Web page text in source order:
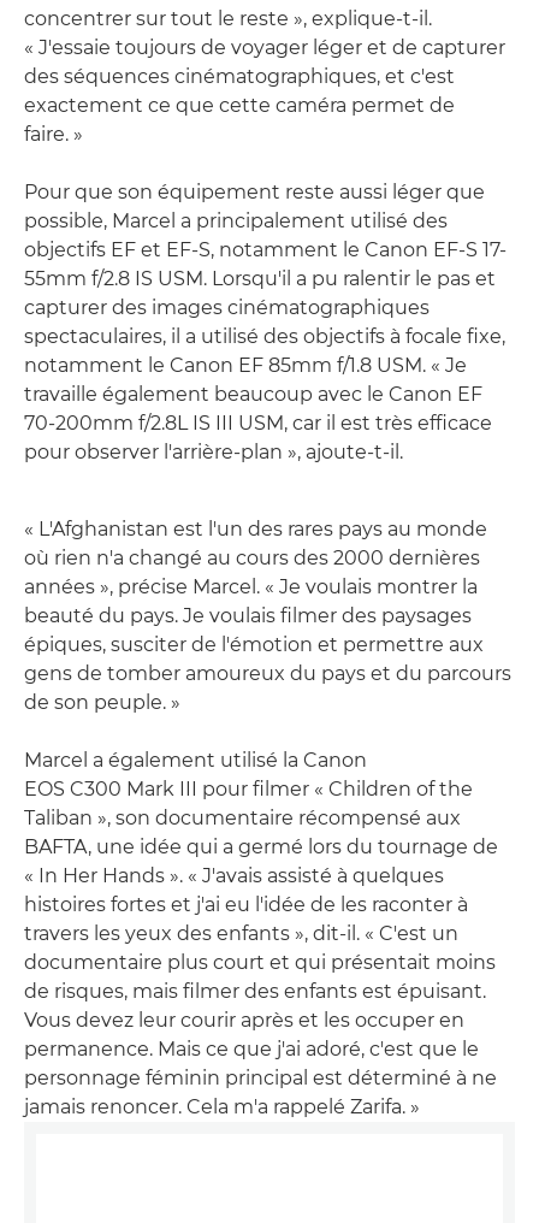
concentrer sur tout le reste », explique-t-il.
« J'essaie toujours de voyager léger et de capturer
des séquences cinématographiques, et c'est
exactement ce que cette caméra permet de
faire. »
Pour que son équipement reste aussi léger que
possible, Marcel a principalement utilisé des
objectifs EF et EF-S, notamment le Canon EF-S 17-
55mm f/2.8 IS USM. Lorsqu'il a pu ralentir le pas et
capturer des images cinématographiques
spectaculaires, il a utilisé des objectifs à focale fixe,
notamment le Canon EF 85mm f/1.8 USM. « Je
travaille également beaucoup avec le Canon EF
70-200mm f/2.8L IS III USM, car il est très efficace
pour observer l'arrière-plan », ajoute-t-il.
« L'Afghanistan est l'un des rares pays au monde
où rien n'a changé au cours des 2000 dernières
années », précise Marcel. « Je voulais montrer la
beauté du pays. Je voulais filmer des paysages
épiques, susciter de l'émotion et permettre aux
gens de tomber amoureux du pays et du parcours
de son peuple. »
Marcel a également utilisé la Canon
EOS C300 Mark III pour filmer « Children of the
Taliban », son documentaire récompensé aux
BAFTA, une idée qui a germé lors du tournage de
« In Her Hands ». « J'avais assisté à quelques
histoires fortes et j'ai eu l'idée de les raconter à
travers les yeux des enfants », dit-il. « C'est un
documentaire plus court et qui présentait moins
de risques, mais filmer des enfants est épuisant.
Vous devez leur courir après et les occuper en
permanence. Mais ce que j'ai adoré, c'est que le
personnage féminin principal est déterminé à ne
jamais renoncer. Cela m'a rappelé Zarifa. »